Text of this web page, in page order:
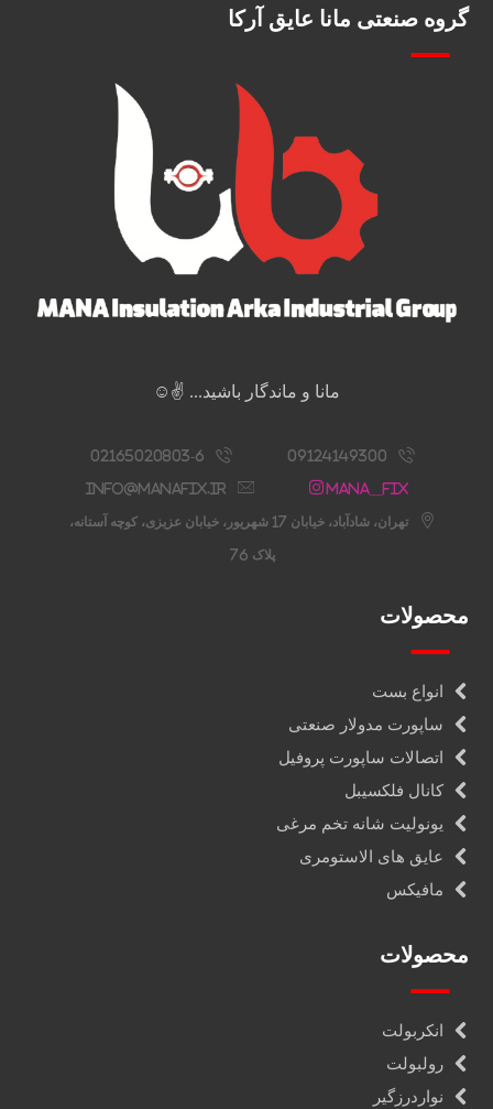
گروه صنعتی مانا عایق آرکا
مانا و ماندگار باشید... ✌️☺️
09124149300
02165020803-6
Mana__fix
info@manafix.ir
تهران، شادآباد، خیابان 17 شهریور، خیابان عزیزی، کوچه آستانه،
پلاک 76
محصولات
انواع بست
ساپورت مدولار صنعتی
اتصالات ساپورت پروفیل
کانال فلکسیبل
یونولیت شانه تخم مرغی
عایق های الاستومری
مافیکس
محصولات
انکربولت
رولبولت
نواردرزگیر